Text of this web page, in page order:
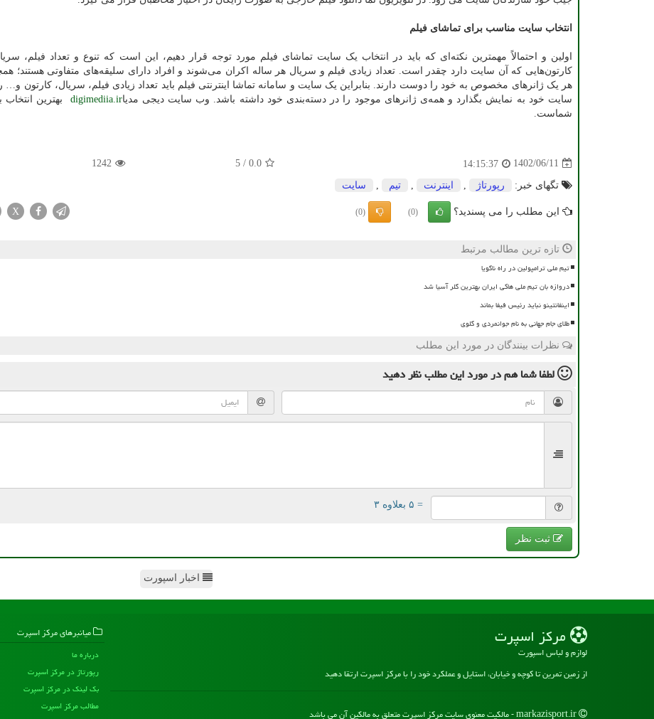
انتخاب سایت مناسب برای تماشای فیلم
اولین و احتمالاً مهمترین نکته‌ای که باید در انتخاب یک سایت تماشای فیلم مورد توجه قرار دهیم، این است که تنوع و تعداد فیلم،
کارتون‌هایی که آن سایت دارد چقدر است. تعداد زیادی فیلم و سریال هر ساله اکران می‌شوند و افراد دارای سلیقه‌های متفاوتی هستند؛
هر یک ژانرهای مخصوص به خود را دوست دارند. بنابراین یک سایت و سامانه تماشا اینترنتی فیلم باید تعداد زیادی فیلم، سریال، کارتون و…
سایت خود به نمایش بگذارد و همه‌ی ژانرهای موجود را در دسته‌بندی خود داشته باشد. وب سایت دیجی مدیاdigimediia.ir بهترین انتخاب
شماست.
1402/06/11
14:15:37
0.0
/
5
1242
تگهای خبر: رپورتاژ اینترنت تیم سایت
این مطلب را می پسندید؟ (0)
(0)
X
تازه ترین مطالب مرتبط
تیم ملی ترامپولین در راه ناگویا
دروازه بان تیم ملی هاکی ایران بهترین گلر آسیا شد
اینفانتینو نباید رئیس فیفا بماند
طلای جام جهانی به نام جوانمردی و گلوی
نظرات بینندگان در مورد این مطلب
لطفا شما همدر مورد این مطلبنظر دهید
= ۵ بعلاوه ۳
ثبت نظر
اخبار اسپورت
مركز اسپرت
لوازم و لباس اسپورت
از زمین تمرین تا کوچه و خیابان، استایل و عملکرد خود را با مرکز اسپرت ارتقا دهید
میانبرهای مركز اسپرت
درباره ما
رپورتاژ در مركز اسپرت
بک لینک در مركز اسپرت
مطالب مركز اسپرت